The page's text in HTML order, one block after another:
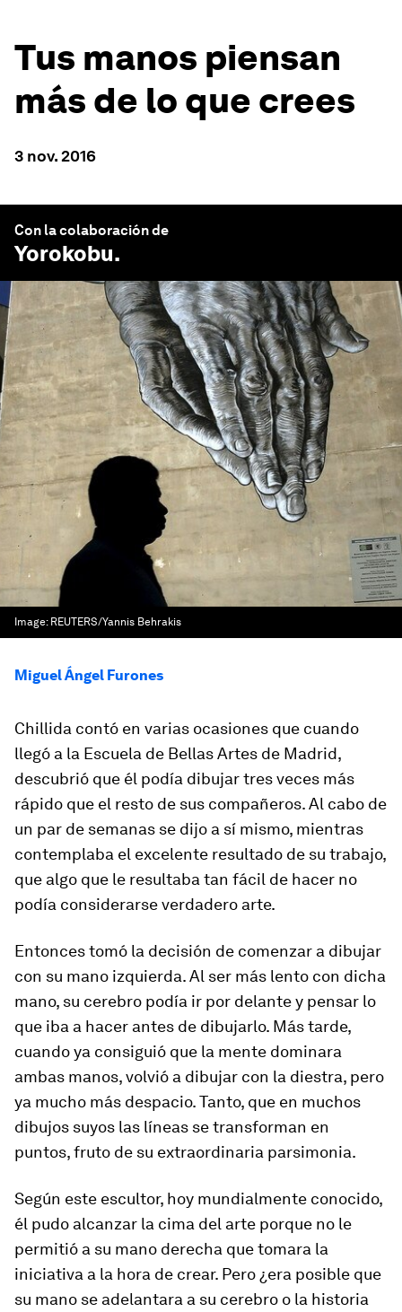
Tus manos piensan
más de lo que crees
3 nov. 2016
Con la colaboración de
Yorokobu.
Image: REUTERS/Yannis Behrakis
Miguel Ángel Furones
Chillida contó en varias ocasiones que cuando
llegó a la Escuela de Bellas Artes de Madrid,
descubrió que él podía dibujar tres veces más
rápido que el resto de sus compañeros. Al cabo de
un par de semanas se dijo a sí mismo, mientras
contemplaba el excelente resultado de su trabajo,
que algo que le resultaba tan fácil de hacer no
podía considerarse verdadero arte.
Entonces tomó la decisión de comenzar a dibujar
con su mano izquierda. Al ser más lento con dicha
mano, su cerebro podía ir por delante y pensar lo
que iba a hacer antes de dibujarlo. Más tarde,
cuando ya consiguió que la mente dominara
ambas manos, volvió a dibujar con la diestra, pero
ya mucho más despacio. Tanto, que en muchos
dibujos suyos las líneas se transforman en
puntos, fruto de su extraordinaria parsimonia.
Según este escultor, hoy mundialmente conocido,
él pudo alcanzar la cima del arte porque no le
permitió a su mano derecha que tomara la
iniciativa a la hora de crear. Pero ¿era posible que
su mano se adelantara a su cerebro o la historia